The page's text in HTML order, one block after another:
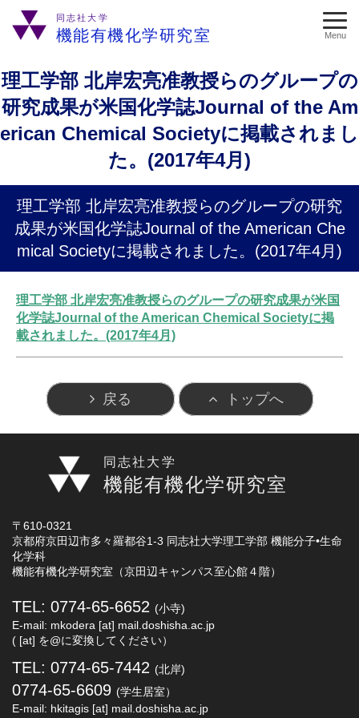
同志社大学
機能有機化学研究室 Menu
理工学部 北岸宏亮准教授らのグループの
研究成果が米国化学誌Journal of the Am
erican Chemical Societyに掲載されまし
た。(2017年4月)
理工学部 北岸宏亮准教授らのグループの研究
成果が米国化学誌Journal of the American Che
mical Societyに掲載されました。(2017年4月)
理工学部 北岸宏亮准教授らのグループの研究成果が米国
化学誌Journal of the American Chemical Societyに掲
載されました。(2017年4月)
戻る トップへ
同志社大学
機能有機化学研究室
〒610-0321
京都府京田辺市多々羅都谷1-3 同志社大学理工学部 機能分子•生命
化学科
機能有機化学研究室（京田辺キャンパス至心館４階）
TEL: 0774-65-6652 (小寺)
E-mail: mkodera [at] mail.doshisha.ac.jp
( [at] を@に変換してください）
TEL: 0774-65-7442 (北岸)
0774-65-6609 (学生居室）
E-mail: hkitagis [at] mail.doshisha.ac.jp